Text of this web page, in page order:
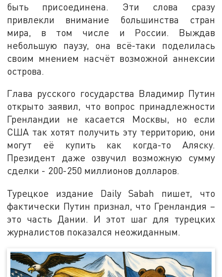
быть присоединена. Эти слова сразу
привлекли внимание большинства стран
мира, в том числе и России. Выждав
небольшую паузу, она всё-таки поделилась
своим мнением насчёт возможной аннексии
острова.
Глава русского государства Владимир Путин
открыто заявил, что вопрос принадлежности
Гренландии не касается Москвы, но если
США так хотят получить эту территорию, они
могут её купить как когда-то Аляску.
Президент даже озвучил возможную сумму
сделки - 200-250 миллионов долларов.
Турецкое издание Daily Sabah пишет, что
фактически Путин признал, что Гренландия –
это часть Дании. И этот шаг для турецких
журналистов показался неожиданным.